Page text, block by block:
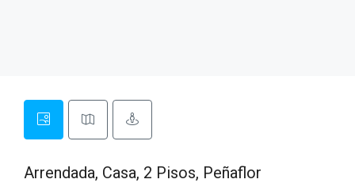
Arrendada, Casa, 2 Pisos, Peñaflor